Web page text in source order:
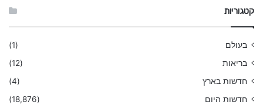
קטגוריות
בעולם
(1)
בריאות
(12)
חדשות בארץ
(4)
חדשות היום
(18,876)